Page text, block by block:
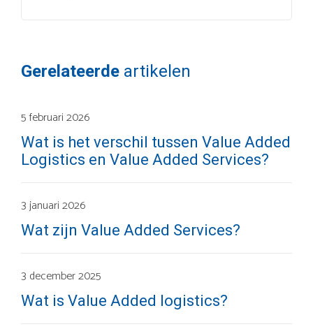
Gerelateerde artikelen
5 februari 2026
Wat is het verschil tussen Value Added
Logistics en Value Added Services?
3 januari 2026
Wat zijn Value Added Services?
3 december 2025
Wat is Value Added logistics?